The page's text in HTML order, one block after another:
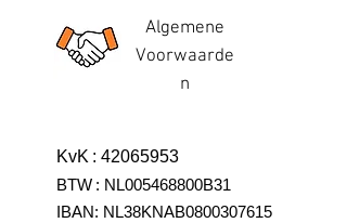
Algemene
Voorwaarde
n
KvK : 42065953
BTW : NL005468800B31
IBAN: NL38KNAB0800307615